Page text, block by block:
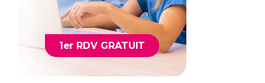
1er RDV GRATUIT